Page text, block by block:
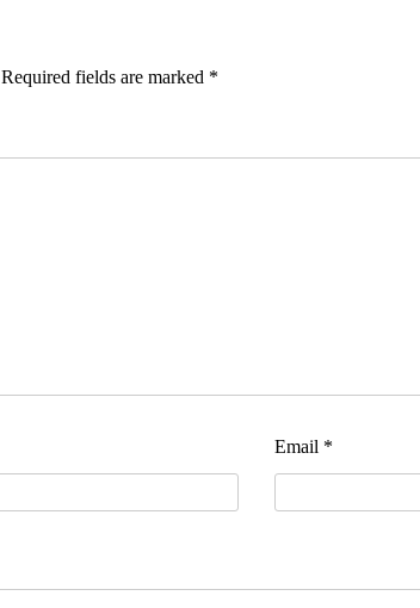
Required fields are marked *
Email *